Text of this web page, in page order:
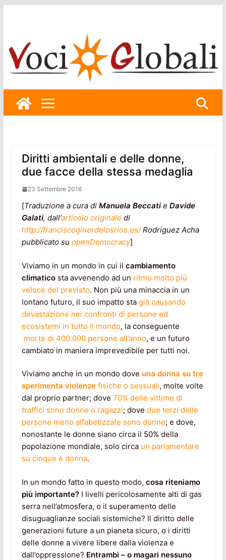
Diritti ambientali e delle donne,
due facce della stessa medaglia
23 Settembre 2016
[Traduzione a cura di Manuela Beccatie Davide
Galati, dall’articolo originale di
http://franciscoginerdelosrios.es/Rodriguez Acha
pubblicato su openDemocracy]
Viviamo in un mondo in cui il cambiamento
climaticosta avvenendo ad un ritmo molto più
veloce del previsto. Non più una minaccia in un
lontano futuro, il suo impatto sta già causando
devastazione nei confronti di persone ed
ecosistemi in tutto il mondo, la conseguente
morte di 400.000 persone all’anno, e un futuro
cambiato in maniera imprevedibile per tutti noi.
Viviamo anche in un mondo dove una donna su tre
sperimenta violenzefisiche o sessuali, molte volte
dal proprio partner; dove 70% delle vittime di
traffici sono donne o ragazzi; dove due terzi delle
persone meno alfabetizzate sono donne; e dove,
nonostante le donne siano circa il 50% della
popolazione mondiale, solo circa un parlamentare
su cinque è donna.
In un mondo fatto in questo modo, cosa riteniamo
più importante?I livelli pericolosamente alti di gas
serra nell’atmosfera, o il superamento delle
disuguaglianze sociali sistemiche? Il diritto delle
generazioni future a un pianeta sicuro, o i diritti
delle donne a vivere libere dalla violenza e
dall’oppressione? Entrambi – o magari nessuno